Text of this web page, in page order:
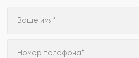
Ваше имя*
Номер телефона*